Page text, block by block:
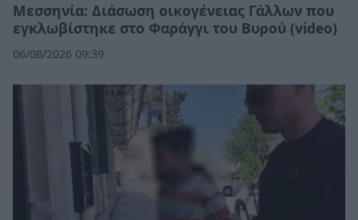
Μεσσηνία: Διάσωση οικογένειας Γάλλων που
εγκλωβίστηκε στο Φαράγγι του Βυρού (video)
06/08/2026 09:39